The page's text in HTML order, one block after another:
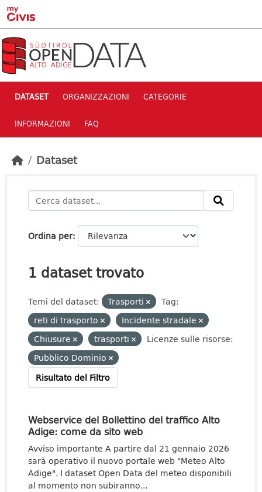
Skip to main content
DATASET ORGANIZZAZIONI CATEGORIE
INFORMAZIONI FAQ
Dataset
Ordina per
1 dataset trovato
Temi del dataset: Trasporti
Tag:
reti di trasporto
Incidente stradale
Chiusure
trasporti
Licenze sulle risorse:
Pubblico Dominio
Risultato del Filtro
Webservice del Bollettino del traffico Alto
Adige: come da sito web
Avviso importante A partire dal 21 gennaio 2026
sarà operativo il nuovo portale web "Meteo Alto
Adige". I dataset Open Data del meteo disponibili
al momento non subiranno...